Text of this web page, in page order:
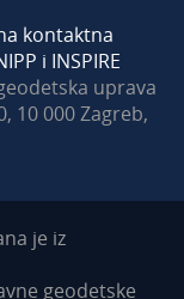
kontaktna
i INSPIRE
uprava
10 000 Zagreb,
je iz
geodetske